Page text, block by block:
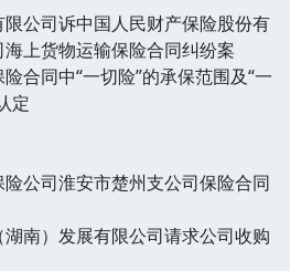
公司诉中国人民财产保险股份有
上货物运输保险合同纠纷案
合同中“一切险”的承保范围及“一
定
公司淮安市楚州支公司保险合同
南）发展有限公司请求公司收购